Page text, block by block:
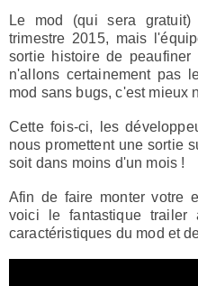
Le mod (qui sera
trimestre 2015, mais
sortie histoire de
n'allons certainement pas
mod sans bugs, c'est mieux
Cette fois-ci, les
nous promettent une sortie
soit dans moins d'un mois !
Afin de faire monter votre
voici le fantastique trailer
caractéristiques du mod et